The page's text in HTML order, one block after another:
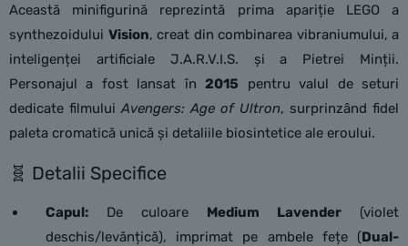
Această minifigurină reprezintă prima apariție LEGO a
synthezoidului Vision, creat din combinarea vibraniumului, a
inteligenței artificiale J.A.R.V.I.S. și a Pietrei Minții.
Personajul a fost lansat în2015 pentru valul de seturi
dedicate filmuluiAvengers: Age of Ultron, surprinzând fidel
paleta cromatică unică și detaliile biosintetice ale eroului.
🧬 Detalii Specifice
Capul: De culoare Medium Lavender (violet
deschis/levănțică), imprimat pe ambele fețe (Dual-